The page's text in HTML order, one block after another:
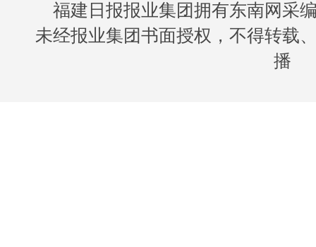
福建日报报业集团拥有东南网采
未经报业集团书面授权，不得转载
播